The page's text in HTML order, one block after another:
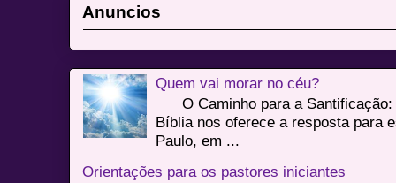
Anuncios
Quem vai morar no céu?
O Caminho para a Santificação:
Bíblia nos oferece a resposta para
Paulo, em ...
Orientações para os pastores iniciantes